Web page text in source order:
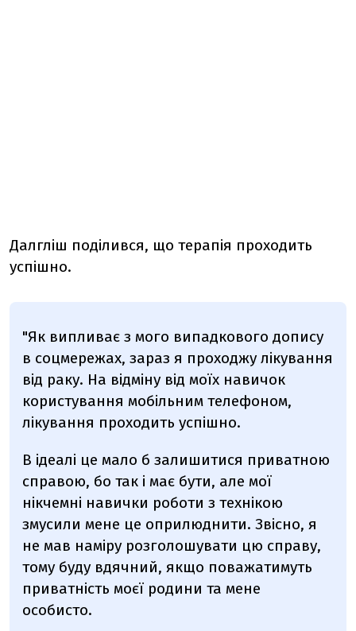
Далгліш поділився, що терапія проходить
успішно.
"Як випливає з мого випадкового допису
в соцмережах, зараз я проходжу лікування
від раку. На відміну від моїх навичок
користування мобільним телефоном,
лікування проходить успішно.
В ідеалі це мало б залишитися приватною
справою, бо так і має бути, але мої
нікчемні навички роботи з технікою
змусили мене це оприлюднити. Звісно, я
не мав наміру розголошувати цю справу,
тому буду вдячний, якщо поважатимуть
приватність моєї родини та мене
особисто.